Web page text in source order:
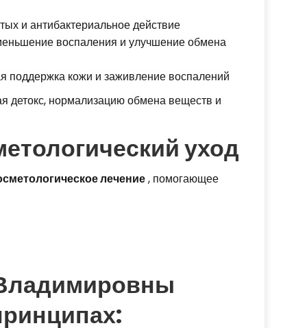
и антибактериальное действие
воспаления и улучшение обмена
поддержка кожи и заживление воспалений
детокс, нормализацию обмена веществ и
уход
лечение, помогающее